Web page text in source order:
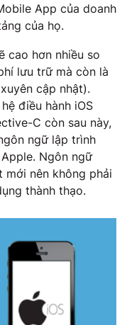
App của doanh
của họ.
cao hơn nhiều so
lưu trữ mà còn là
cập nhật).
điều hành iOS
C còn sau này,
ngữ lập trình
Ngôn ngữ
nên không phải
thành thạo.